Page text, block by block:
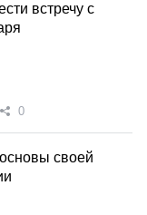
встречу с
0
своей